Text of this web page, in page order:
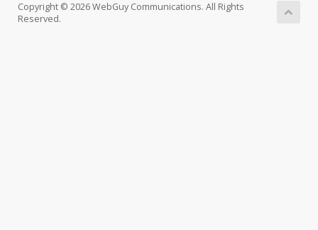
Copyright © 2026 WebGuy Communications. All Rights
Reserved.